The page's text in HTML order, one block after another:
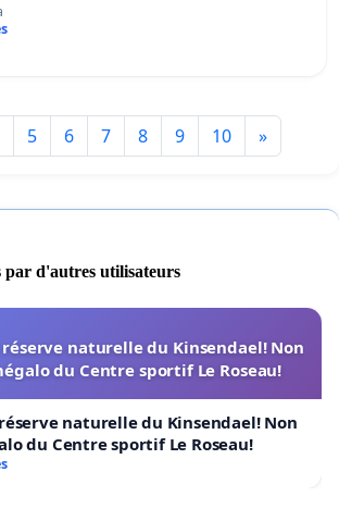
5 6 7 8 9 10 »
par d'autres utilisateurs
naturelle du Kinsendael! Non
du Centre sportif Le Roseau!
naturelle du Kinsendael! Non
du Centre sportif Le Roseau!